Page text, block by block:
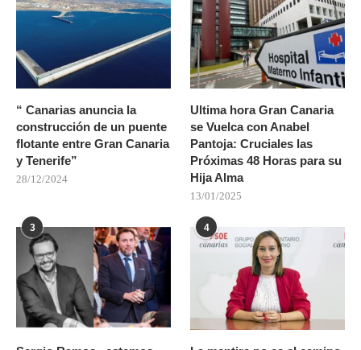
“ Canarias anuncia la
construcción de un puente
flotante entre Gran Canaria
y Tenerife”
28/12/2024
Ultima hora Gran Canaria
se Vuelca con Anabel
Pantoja: Cruciales las
Próximas 48 Horas para su
Hija Alma
13/01/2025
3 4